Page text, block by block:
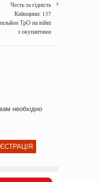
Честь та гідність
Київщини: 137
ТрО на війні
з окупантами
необхідно